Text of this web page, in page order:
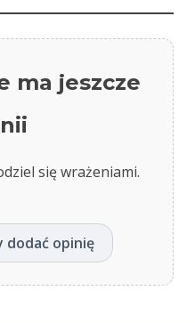
ma jeszcze
się wrażeniami.
dodać opinię